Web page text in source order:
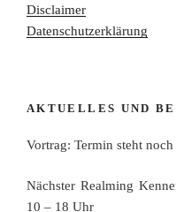
Disclaimer
Datenschutzerklärung
AKTUELLES UND
Vortrag: Termin steht
Nächster Realming
10 – 18 Uhr